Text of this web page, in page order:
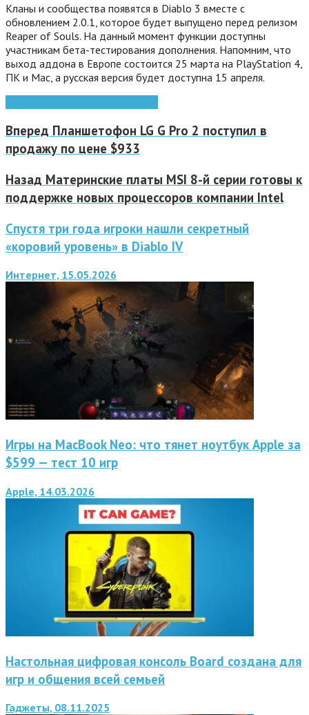
Кланы и сообщества появятся в Diablo 3 вместе с
обновлением 2.0.1, которое будет выпущено перед релизом
Reaper of Souls. На данный момент функции доступны
участникам бета-тестирования дополнения. Напомним, что
выход аддона в Европе состоится 25 марта на PlayStation 4,
ПК и Mac, а русская версия будет доступна 15 апреля.
Вперед Планшетофон LG G Pro 2 поступил в
продажу по цене $933
Назад Материнские платы MSI 8-й серии готовы к
поддержке новых процессоров компании Intel
Спустя три года игроки нашли секретный
«коровий уровень» в Diablo IV
Интернет, 15.05.2026
Игры на MacBook Neo: что тянет ноутбук Apple за
$599 — тест 10 игр
Apple, 14.03.2026
Настольная цифровая консоль Board создана для
игр и общения всей семьей
Гаджеты, 08.11.2025